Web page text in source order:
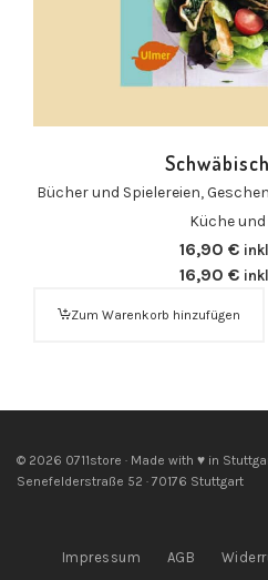
Bücher und Spielereien,
Küche
16,90 €
16,90 €
Zum Warenkorb hinzufügen
© 2026 0711store · Made with ♥ in
Senefelderstraße 52 · 70176 Stuttgart
Impressum AGB